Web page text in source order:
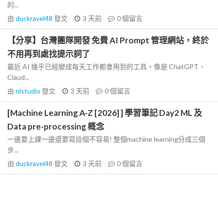
的...
由 duckravel48 發文 3 天前 0個留言
【分享】台灣團隊開發 免費 AI Prompt 管理網站，終於
不用再到處找提示詞了
最近 AI 幾乎已經變成每天工作都會用到的工具。像是 ChatGPT、
Claud...
由 nlstudio 發文 3 天前 0個留言
[Machine Learning A-Z [2026] ] 學習筆記 Day2 ML 及
Data pre-processing 概念
一邊要上課一邊還要寫這個不容易! 整個machine learning分成三個
步...
由 duckravel48 發文 3 天前 0個留言